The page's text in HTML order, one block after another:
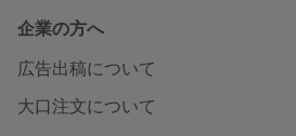
企業の方へ
広告出稿について
大口注文について